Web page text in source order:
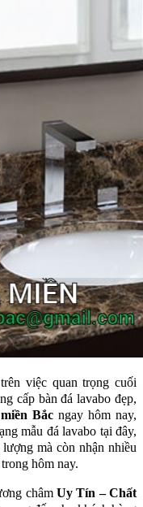
việc quan trọng cuối
cấp bàn đá lavabo đẹp,
Bắc ngay hôm nay,
mẫu đá lavabo tại đây,
mà còn nhận nhiều
hôm nay.
châmUy Tín – Chất